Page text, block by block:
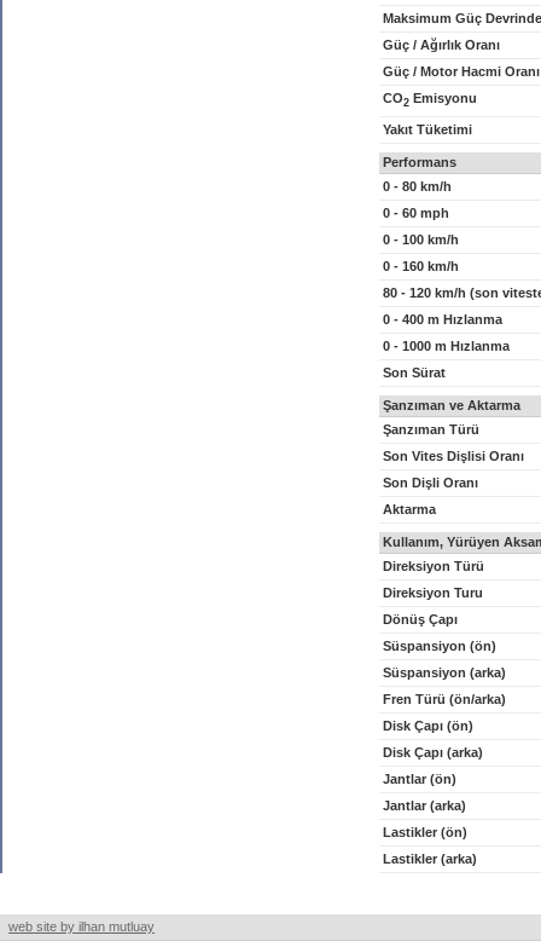
Maksimum Güç
Güç / Ağırlık Oranı
Güç / Motor Hacmi Oranı
CO2 Emisyonu
Yakıt Tüketimi
Performans
0 - 80 km/h
0 - 60 mph
0 - 100 km/h
0 - 160 km/h
80 - 120 km/h (son
0 - 400 m Hızlanma
0 - 1000 m Hızlanma
Son Sürat
Şanzıman ve Aktarma
Şanzıman Türü
Son Vites Dişlisi Oranı
Son Dişli Oranı
Aktarma
Kullanım, Yürüyen
Direksiyon Türü
Direksiyon Turu
Dönüş Çapı
Süspansiyon (ön)
Süspansiyon (arka)
Fren Türü (ön/arka)
Disk Çapı (ön)
Disk Çapı (arka)
Jantlar (ön)
Jantlar (arka)
Lastikler (ön)
Lastikler (arka)
web site by ilhan mutluay